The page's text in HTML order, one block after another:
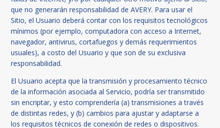
que no generarán responsabilidad de AVERY. Para usar el
Sitio, el Usuario deberá contar con los requisitos tecnológicos
mínimos (por ejemplo, computadora con acceso a Internet,
navegador, antivirus, cortafuegos y demás requerimientos
usuales), a costo del Usuario y que son de su exclusiva
responsabilidad.
El Usuario acepta que la transmisión y procesamiento técnico
de la información asociada al Servicio, podría ser transmitido
sin encriptar, y esto comprendería (a) transmisiones a través
de distintas redes, y (b) cambios para ajustar y adaptarse a
los requisitos técnicos de conexión de redes o dispositivos.